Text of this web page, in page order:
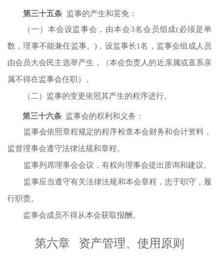
第三十五条 监事的产生和罢免：
（一）本会设监事会，由本会3名会员组成(必须是单
数，理事不能兼任监事。)，设监事长1名，监事会组成人员
由会员大会民主选举产生，（本会负责人的近亲属或直系亲
属不得在监事会任职）。
（二）监事的变更依照其产生的程序进行。
第三十六条 监事会的权利和义务：
监事会依照章程规定的程序检查本会财务和会计资料，
监督理事会遵守法律法规和章程。
监事列席理事会会议，有权向理事会提出质询和建议。
监事应当遵守有关法律法规和本会章程，忠于职守，履
行职责。
监事会成员不得从本会获取报酬。
第六章 资产管理、使用原则